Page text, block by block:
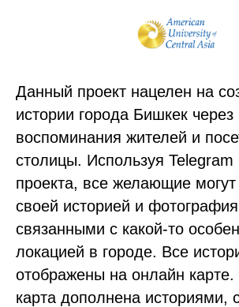
Данный проект нацелен на
истории города Бишкек через
воспоминания жителей и
столицы. Используя Telegram
проекта, все желающие могут
своей историей и
связанными с какой-то
локацией в городе. Все
отображены на онлайн карте.
карта дополнена историями,